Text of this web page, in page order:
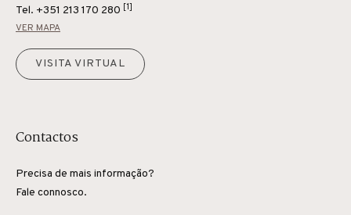
Tel. +351 213 170 280 [1]
VER MAPA
VISITA VIRTUAL
Contactos
Precisa de mais informação?
Fale connosco.